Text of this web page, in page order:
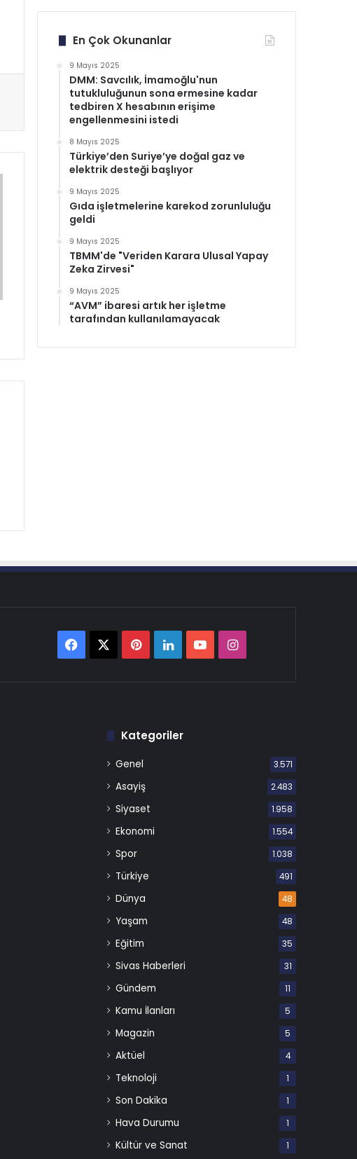
En Çok Okunanlar
9 Mayıs 2025
DMM: Savcılık, İmamoğlu'nun
tutukluluğunun sona ermesine kadar
tedbiren X hesabının erişime
engellenmesini istedi
8 Mayıs 2025
Türkiye’den Suriye’ye doğal gaz ve
elektrik desteği başlıyor
9 Mayıs 2025
Gıda işletmelerine karekod zorunluluğu
geldi
9 Mayıs 2025
TBMM'de "Veriden Karara Ulusal Yapay
Zeka Zirvesi"
9 Mayıs 2025
“AVM” ibaresi artık her işletme
tarafından kullanılamayacak
FacebookPinterest
LinkedInYouTubeInstagram
Kategoriler
Genel 3.571
Asayiş 2.483
Siyaset 1.958
Ekonomi 1.554
Spor 1.038
Türkiye 491
Dünya 48
Yaşam 48
Eğitim 35
Sivas Haberleri 31
Gündem 11
Kamu İlanları 5
Magazin 5
Aktüel 4
Teknoloji 1
Son Dakika 1
Hava Durumu 1
Kültür ve Sanat 1